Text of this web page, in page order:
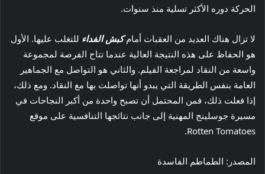
الحركة دوره الأكثر تسلية منذ سنوات.
لا تزال هناك العديد من العقبات أمامكبش الفداء للتغلب عليها. الأول
هو الحفاظ على هذه النتيجة العالية عندما تتاح الفرصة لمجموعة
واسعة من النقاد لمراجعة الفيلم. والثاني هو التواصل مع الجماهير
العامة بنفس الطريقة التي يبدو أنها تواصلت بها مع النقاد. ومع ذلك،
إذا فعلت ذلك، فمن المحتمل أن تصبح واحدة من أكبر النجاحات في
مسيرة جوسلينج المهنية إلى جانب نتائجها التنافسية على موقع
Rotten Tomatoes.
المصدر: الطماطم الفاسدة